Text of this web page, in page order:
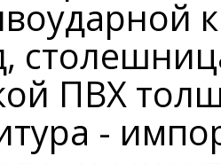
ПВХ
-